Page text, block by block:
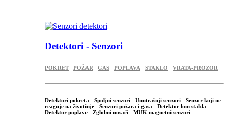
Detektori - Senzori
POKRET POŽAR GAS POPLAVA STAKLO VRATA-PROZOR
Detektori pokreta - Spoljni senzori - Unutrašnji senzori - Senzor koji ne
reaguje na životinje - Senzori požara i gasa - Detektor lom stakla -
Detektor poplave - Zglobni nosači - MUK magnetni senzori